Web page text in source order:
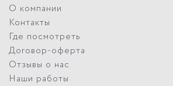
О компании
Контакты
Где посмотреть
Договор-оферта
Отзывы о нас
Наши работы